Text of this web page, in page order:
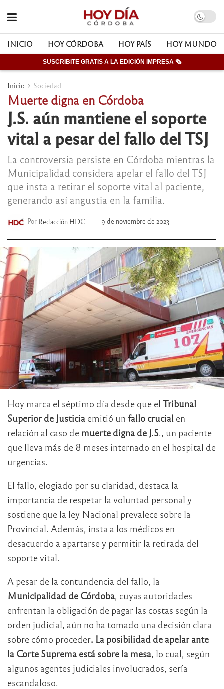
INICIO HOY CÓRDOBA HOY PAÍS HOY MUNDO
SUSCRIBITE GRATIS A LA EDICIÓN IMPRESA 🗞
Inicio Sociedad
Muerte digna en Córdoba
J.S. aún mantiene el soporte
vital a pesar del fallo del TSJ
La controversia persiste en Córdoba mientras la
Municipalidad considera apelar el fallo del TSJ
que insta a retirar el soporte vital al paciente,
generando así angustia en la familia.
Por Redacción HDC 9 de noviembre de 2023
Hoy marca el séptimo día desde que el Tribunal
Superior de Justicia emitió un fallo crucial en
relación al caso de muerte digna de J.S., un paciente
que lleva más de 8 meses internado en el hospital de
urgencias.
El fallo, elogiado por su claridad, destaca la
importancia de respetar la voluntad personal y
sostiene que la ley Nacional prevalece sobre la
Provincial. Además, insta a los médicos en
desacuerdo a apartarse y permitir la retirada del
soporte vital.
A pesar de la contundencia del fallo, la
Municipalidad de Córdoba, cuyas autoridades
enfrentan la obligación de pagar las costas según la
orden judicial, aún no ha tomado una decisión clara
sobre cómo proceder. La posibilidad de apelar ante
la Corte Suprema está sobre la mesa, lo cual, según
algunos agentes judiciales involucrados, sería
escandaloso.